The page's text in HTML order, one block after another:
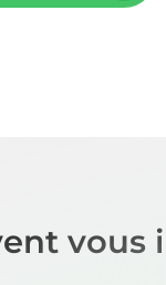
vous